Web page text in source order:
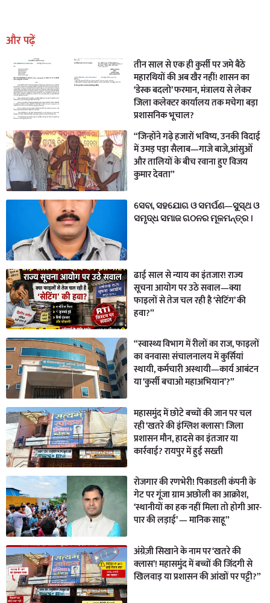
और पढ़ें
तीन साल से एक ही कुर्सी पर जमे बैठे
महारथियों की अब खैर नहीं! शासन का
‘डेस्क बदलो’ फरमान, मंत्रालय से लेकर
जिला कलेक्टर कार्यालय तक मचेगा बड़ा
प्रशासनिक भूचाल?
“जिन्होंने गढ़े हजारों भविष्य, उनकी विदाई
में उमड़ पड़ा सैलाब—गाजे बाजे,आंसुओं
और तालियों के बीच रवाना हुए विजय
कुमार देवता”
ସେବା, ସହଯୋଗ ଓ ସମର୍ପଣ—ସୁସ୍ଥ ଓ
ସମୃଦ୍ଧ ସମାଜ ଗଠନର ମୂଳମନ୍ତ୍ର ।
ढाई साल से न्याय का इंतजार! राज्य
सूचना आयोग पर उठे सवाल—क्या
फाइलों से तेज चल रही है ‘सेटिंग’ की
हवा?”
“स्वास्थ्य विभाग में रीलों का राज, फाइलों
का वनवास! संचालनालय में कुर्सियां
स्थायी, कर्मचारी अस्थायी—कार्य आबंटन
या ‘कुर्सी बचाओ महाअभियान’?”
महासमुंद में छोटे बच्चों की जान पर चल
रही ‘खतरे की इंग्लिश क्लास’! जिला
प्रशासन मौन, हादसे का इंतजार या
कार्रवाई? रायपुर में हुई सख्ती
रोजगार की रणभेरी! पिकाडली कंपनी के
गेट पर गूंजा ग्राम अछोली का आक्रोश,
‘स्थानीयों का हक नहीं मिला तो होगी आर-
पार की लड़ाई’ — मानिक साहू”
अंग्रेज़ी सिखाने के नाम पर ‘खतरे की
क्लास’! महासमुंद में बच्चों की जिंदगी से
खिलवाड़ या प्रशासन की आंखों पर पट्टी?”